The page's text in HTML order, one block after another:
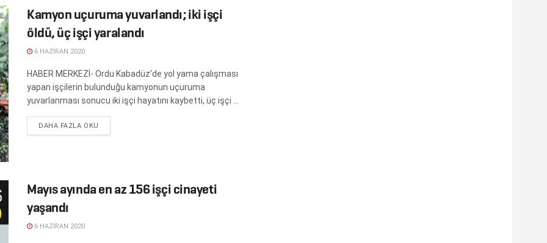
Kamyon uçuruma yuvarlandı; iki işçi
öldü, üç işçi yaralandı
6 HAZIRAN 2020
HABER MERKEZİ- Ordu Kabadüz'de yol yama çalışması
yapan işçilerin bulunduğu kamyonun uçuruma
yuvarlanması sonucu iki işçi hayatını kaybetti, üç işçi ...
DAHA FAZLA OKU
Mayıs ayında en az 156 işçi cinayeti
yaşandı
6 HAZIRAN 2020